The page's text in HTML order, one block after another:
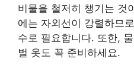
비물을 철저히 챙기는 것
에는 자외선이 강렬하므로
수로 필요합니다. 또한,
벌 옷도 꼭 준비하세요.